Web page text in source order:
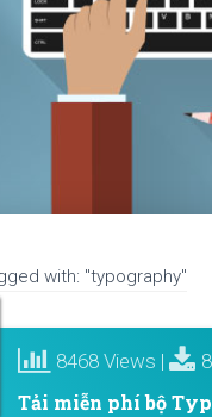
with: "typography"
8468 Views |
Tải miễn phí bộ